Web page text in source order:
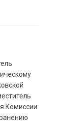
Комиссии